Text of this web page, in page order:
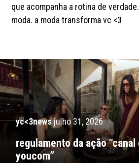
que acompanha a rotina de
moda. a moda transforma vc <3
yc<3newsjulho 31, 2026
regulamento da ação
youcom”